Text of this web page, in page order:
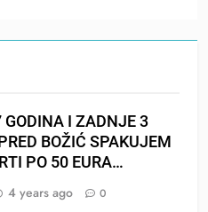
I ZADNJE 3
BOŽIĆ SPAKUJEM
PO 50 EURA…
4 years ago 0